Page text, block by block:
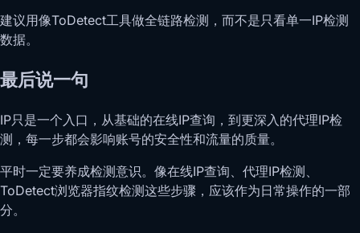
建议用像ToDetect工具做全链路检测，而不是只看单一IP检测
数据。
最后说一句
IP只是一个入口，从基础的在线IP查询，到更深入的代理IP检
测，每一步都会影响账号的安全性和流量的质量。
平时一定要养成检测意识。像在线IP查询、代理IP检测、
ToDetect浏览器指纹检测这些步骤，应该作为日常操作的一部
分。